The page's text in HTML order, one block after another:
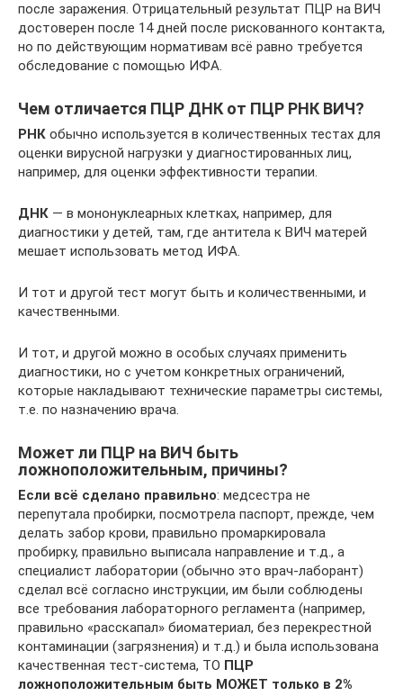
после заражения. Отрицательный результат ПЦР на ВИЧ
достоверен после 14 дней после рискованного контакта,
но по действующим нормативам всё равно требуется
обследование с помощью ИФА.
Чем отличается ПЦР ДНК от ПЦР РНК ВИЧ?
РНК обычно используется в количественных тестах для
оценки вирусной нагрузки у диагностированных лиц,
например, для оценки эффективности терапии.
ДНК — в мононуклеарных клетках, например, для
диагностики у детей, там, где антитела к ВИЧ матерей
мешает использовать метод ИФА.
И тот и другой тест могут быть и количественными, и
качественными.
И тот, и другой можно в особых случаях применить
диагностики, но с учетом конкретных ограничений,
которые накладывают технические параметры системы,
т.е. по назначению врача.
Может ли ПЦР на ВИЧ быть
ложноположительным, причины?
Если всё сделано правильно: медсестра не
перепутала пробирки, посмотрела паспорт, прежде, чем
делать забор крови, правильно промаркировала
пробирку, правильно выписала направление и т.д., а
специалист лаборатории (обычно это врач-лаборант)
сделал всё согласно инструкции, им были соблюдены
все требования лабораторного регламента (например,
правильно «расскапал» биоматериал, без перекрестной
контаминации (загрязнения) и т.д.) и была использована
качественная тест-система, ТО ПЦР
ложноположительным быть МОЖЕТ только в 2%